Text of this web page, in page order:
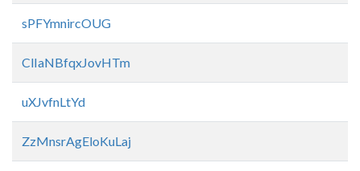
sPFYmnircOUG
ClIaNBfqxJovHTm
uXJvfnLtYd
ZzMnsrAgEloKuLaj